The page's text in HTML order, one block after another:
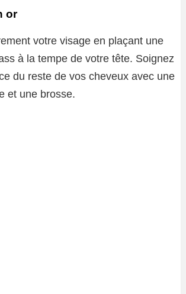
or
votre visage en plaçant une
à la tempe de votre tête. Soignez
du reste de vos cheveux avec une
et une brosse.